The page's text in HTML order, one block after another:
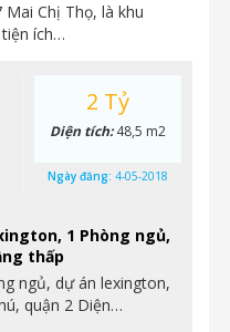
Chị Thọ, là khu
ích…
1 Phòng ngủ,
thấp
ngủ, dự án lexington,
quận 2 Diện…
2 Tỷ
Diện tích:48,5 m2
Ngày đăng: 4-05-2018